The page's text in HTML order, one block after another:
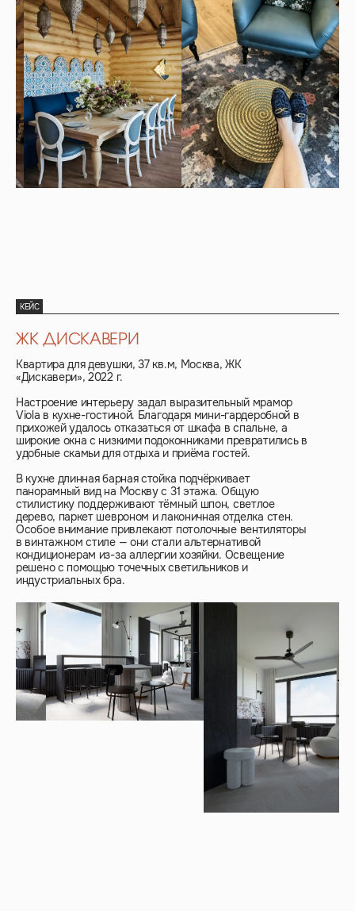
КЕЙС
ЖК ДИСКАВЕРИ
Квартира для девушки, 37 кв.м, Москва, ЖК
«Дискавери», 2022 г.
Настроение интерьеру задал выразительный мрамор
Viola в кухне-гостиной. Благодаря мини-гардеробной в
прихожей удалось отказаться от шкафа в спальне, а
широкие окна с низкими подоконниками превратились в
удобные скамьи для отдыха и приёма гостей.
В кухне длинная барная стойка подчёркивает
панорамный вид на Москву с 31 этажа. Общую
стилистику поддерживают тёмный шпон, светлое
дерево, паркет шевроном и лаконичная отделка стен.
Особое внимание привлекают потолочные вентиляторы
в винтажном стиле — они стали альтернативой
кондиционерам из-за аллергии хозяйки. Освещение
решено с помощью точечных светильников и
индустриальных бра.